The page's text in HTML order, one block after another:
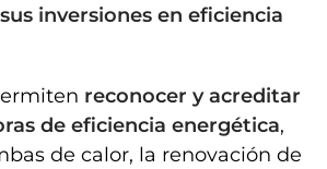
inversiones en eficiencia
reconocer y acreditar
de eficiencia energética,
de calor, la renovación de